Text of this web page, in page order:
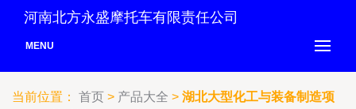
河南北方永盛摩托车有限责任公司
MENU
当前位置： 首页 > 产品大全 > 湖北大型化工与装备制造项